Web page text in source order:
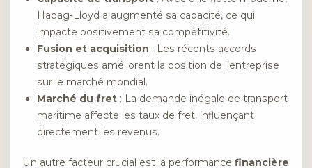
Hapag-Lloyd a augmenté sa capacité, ce qui
impacte positivement sa compétitivité.
Fusion et acquisition : Les récents accords
stratégiques améliorent la position de l’entreprise
sur le marché mondial.
Marché du fret : La demande inégale de transport
maritime affecte les taux de fret, influençant
directement les revenus.
Un autre facteur crucial est la performance financière